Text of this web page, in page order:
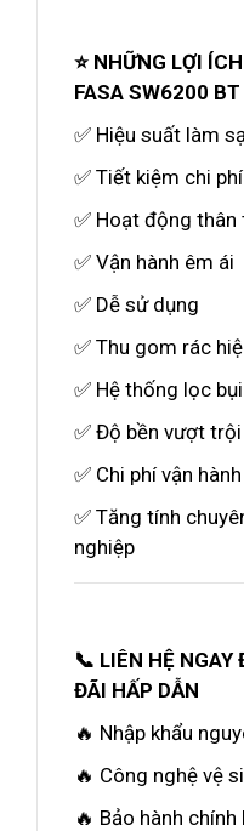
⭐ NHỮNG LỢI
FASA SW6200 BT
✅ Hiệu suất làm
✅ Tiết kiệm chi
✅ Hoạt động
✅ Vận hành êm ái
✅ Dễ sử dụng
✅ Thu gom rác
✅ Hệ thống lọc
✅ Độ bền vượt trội
✅ Chi phí vận
✅ Tăng tính
nghiệp
📞 LIÊN HỆ NGAY
ĐÃI HẤP DẪN
🔥 Nhập khẩu
🔥 Công nghệ vệ
🔥 Bảo hành